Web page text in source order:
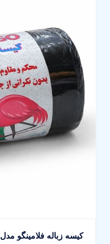
کیسه زباله فلامینگو مدل 80-60 بسته 140 عددی